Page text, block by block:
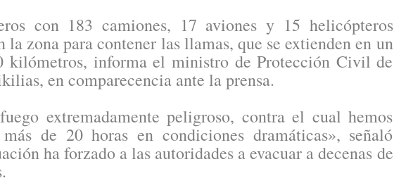
con 183 camiones, 17 aviones y 15 helicópteros
la zona para contener las llamas, que se extienden en un
kilómetros, informa el ministro de Protección Civil de
en comparecencia ante la prensa.
extremadamente peligroso, contra el cual hemos
de 20 horas en condiciones dramáticas», señaló
ha forzado a las autoridades a evacuar a decenas de